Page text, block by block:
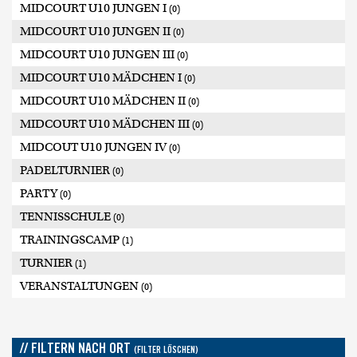
MIDCOURT U10 JUNGEN I (0)
MIDCOURT U10 JUNGEN II (0)
MIDCOURT U10 JUNGEN III (0)
MIDCOURT U10 MÄDCHEN I (0)
MIDCOURT U10 MÄDCHEN II (0)
MIDCOURT U10 MÄDCHEN III (0)
MIDCOUT U10 JUNGEN IV(0)
PADELTURNIER (0)
PARTY(0)
TENNISSCHULE (0)
TRAININGSCAMP (1)
TURNIER (1)
VERANSTALTUNGEN (0)
// FILTERN NACH ORT (FILTER LÖSCHEN)